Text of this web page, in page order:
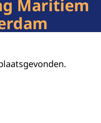
Maritiem